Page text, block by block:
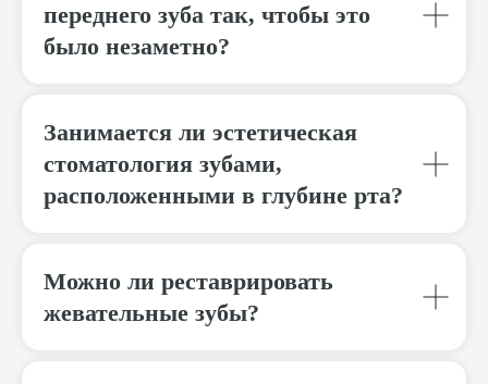
переднего зуба так, чтобы это
было незаметно?
Занимается ли эстетическая
стоматология зубами,
расположенными в глубине рта?
Можно ли реставрировать
жевательные зубы?